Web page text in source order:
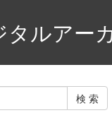
タルアー